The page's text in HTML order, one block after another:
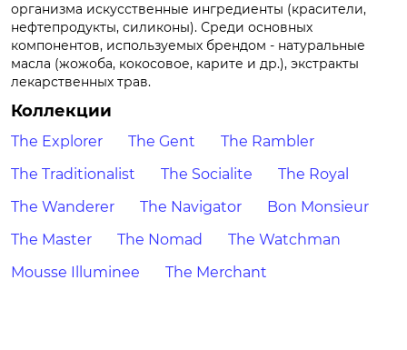
организма искусственные ингредиенты (красители,
нефтепродукты, силиконы). Среди основных
компонентов, используемых брендом - натуральные
масла (жожоба, кокосовое, карите и др.), экстракты
лекарственных трав.
Коллекции
The Explorer The Gent
The Rambler
The Traditionalist
The Socialite
The Royal
The Wanderer
The Navigator
Bon Monsieur
The Master
The Nomad
The Watchman
Mousse Illuminee
The Merchant